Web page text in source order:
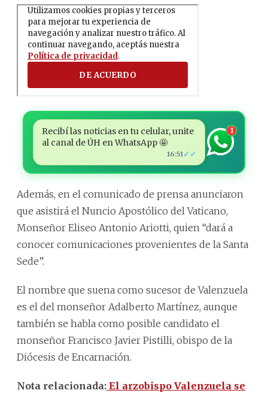
Recibí las noticias en tu celular, unite
al canal de ÚH en WhatsApp 🤩
16:51 ✓✓
1
Además, en el comunicado de prensa anunciaron
que asistirá el Nuncio Apostólico del Vaticano,
Monseñor Eliseo Antonio Ariotti, quien “dará a
conocer comunicaciones provenientes de la Santa
Sede”.
El nombre que suena como sucesor de Valenzuela
es el del monseñor Adalberto Martínez, aunque
también se habla como posible candidato el
monseñor Francisco Javier Pistilli, obispo de la
Diócesis de Encarnación.
Nota relacionada: El arzobispo Valenzuela se